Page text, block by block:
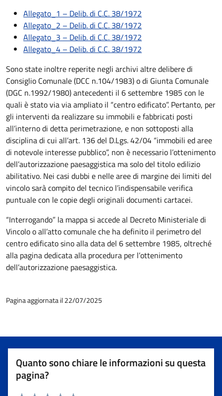
Allegato_1 – Delib. di C.C. 38/1972
Allegato_2 – Delib. di C.C. 38/1972
Allegato_3 – Delib. di C.C. 38/1972
Allegato_4 – Delib. di C.C. 38/1972
Sono state inoltre reperite negli archivi altre delibere di
Consiglio Comunale (DCC n.104/1983) o di Giunta Comunale
(DGC n.1992/1980) antecedenti il 6 settembre 1985 con le
quali è stato via via ampliato il “centro edificato”. Pertanto, per
gli interventi da realizzare su immobili e fabbricati posti
all’interno di detta perimetrazione, e non sottoposti alla
disciplina di cui all’art. 136 del D.Lgs. 42/04 “immobili ed aree
di notevole interesse pubblico”, non è necessario l’ottenimento
dell’autorizzazione paesaggistica ma solo del titolo edilizio
abilitativo. Nei casi dubbi e nelle aree di margine dei limiti del
vincolo sarà compito del tecnico l’indispensabile verifica
puntuale con le copie degli originali documenti cartacei.
“Interrogando” la mappa si accede al Decreto Ministeriale di
Vincolo o all’atto comunale che ha definito il perimetro del
centro edificato sino alla data del 6 settembre 1985, oltreché
alla pagina dedicata alla procedura per l’ottenimento
dell’autorizzazione paesaggistica.
Pagina aggiornata il 22/07/2025
Quanto sono chiare le informazioni su questa
pagina?